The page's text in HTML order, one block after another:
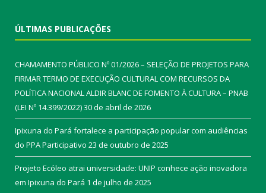
ÚLTIMAS PUBLICAÇÕES
CHAMAMENTO PÚBLICO Nº 01/2026 – SELEÇÃO DE PROJETOS PARA
FIRMAR TERMO DE EXECUÇÃO CULTURAL COM RECURSOS DA
POLÍTICA NACIONAL ALDIR BLANC DE FOMENTO À CULTURA – PNAB
(LEI Nº 14.399/2022)30 de abril de 2026
Ipixuna do Pará fortalece a participação popular com audiências
do PPA Participativo 23 de outubro de 2025
Projeto Ecóleo atrai universidade: UNIP conhece ação inovadora
em Ipixuna do Pará 1 de julho de 2025